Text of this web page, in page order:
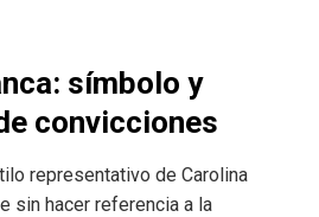
símbolo y
convicciones
representativo de Carolina
sin hacer referencia a la